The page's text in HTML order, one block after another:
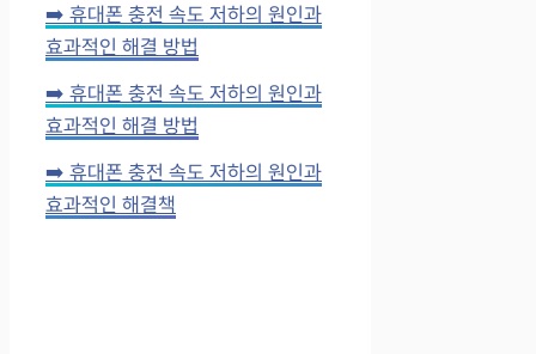
➡️ 휴대폰 충전 속도 저하의 원인과
효과적인 해결 방법
➡️ 휴대폰 충전 속도 저하의 원인과
효과적인 해결 방법
➡️ 휴대폰 충전 속도 저하의 원인과
효과적인 해결책